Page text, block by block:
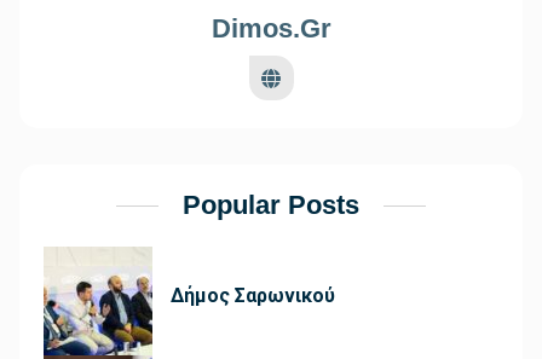
Dimos.gr
Popular Posts
Δήμος Σαρωνικού